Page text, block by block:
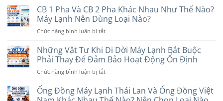
Hợp
Với
Nhu
Cầu
2026
Trần
Tốt
Hơn?
So
Chi
Tiết
Khi
Chọn
Sánh
Dây
Điện
Cadivi
Daphaco:
Nên
Loại
Cho
Máy
CB 1 Pha Và CB 2 Pha Khác Nhau Như Thế Nào?
Máy Lạnh Nên Dùng Loại Nào?
Chức năng bình luận bị tắtở
1
Pha
Và
CB
Pha
Khác
Những Vật Tư Khi Di Dời Máy Lạnh Bắt Buộc
Phải Thay Để Đảm Bảo Hoạt Động Ổn Định
Chức năng bình luận bị tắtở
Vật
Tư
Ống Đồng Máy Lạnh Thái Lan Và Ống Đồng Việt